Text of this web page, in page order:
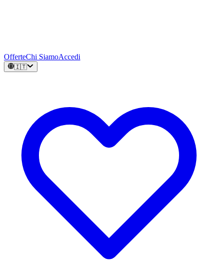
OfferteChi SiamoAccedi
🇮🇹